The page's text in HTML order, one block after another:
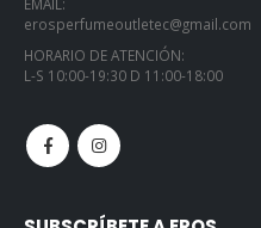
HORARIO DE ATENCIÓN:
L-S 10:00-19:30 D 11:00-18:00
Recibe de primera mano la